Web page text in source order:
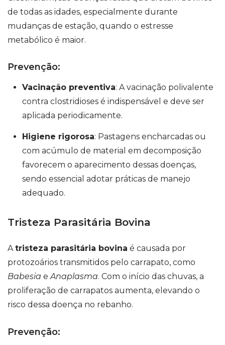
de todas as idades, especialmente durante
mudanças de estação, quando o estresse
metabólico é maior.
Prevenção:
Vacinação preventiva: A vacinação polivalente
contra clostridioses é indispensável e deve ser
aplicada periodicamente.
Higiene rigorosa: Pastagens encharcadas ou
com acúmulo de material em decomposição
favorecem o aparecimento dessas doenças,
sendo essencial adotar práticas de manejo
adequado.
Tristeza Parasitária Bovina
Atristeza parasitária bovina é causada por
protozoários transmitidos pelo carrapato, como
Babesia eAnaplasma. Com o início das chuvas, a
proliferação de carrapatos aumenta, elevando o
risco dessa doença no rebanho.
Prevenção: